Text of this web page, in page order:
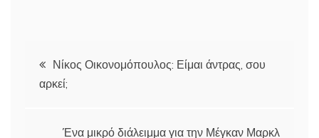
Πλοήγηση
άρθρων
Νίκος Οικονομόπουλος: Είμαι άντρας, σου
αρκεί;
Ένα μικρό διάλειμμα για την Μέγκαν Μαρκλ